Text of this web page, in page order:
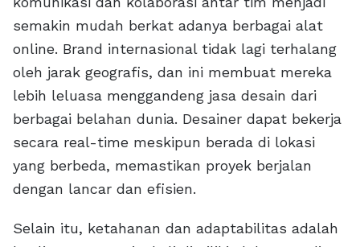
semakin mudah berkat adanya berbagai alat
online. Brand internasional tidak lagi terhalang
oleh jarak geografis, dan ini membuat mereka
lebih leluasa menggandeng jasa desain dari
berbagai belahan dunia. Desainer dapat bekerja
secara real-time meskipun berada di lokasi
yang berbeda, memastikan proyek berjalan
dengan lancar dan efisien.
Selain itu, ketahanan dan adaptabilitas adalah